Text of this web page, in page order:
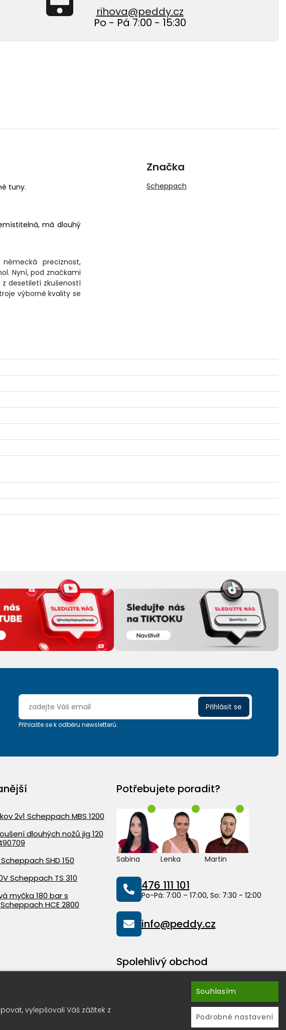
rihova@peddy.cz
Po - Pá 7:00 - 15:30
tuny.
má dlouhý
preciznost,
Nyní, pod značkami
desetiletí zkušeností
výborné kvality se
Značka
Scheppach
Přihlásit se
Přihlašte se k odběru newsletterů.
2v1 Scheppach MBS 1200
dlouhých nožů jig 120
SHD 150
Scheppach TS 310
myčka 180 bar s
HCE 2800
Potřebujete poradit?
Sabina Lenka Martin
476 111 101
Po-Pá: 7:00 – 17:00, So: 7:30 - 12:00
info@peddy.cz
Spolehlivý obchod
vylepšovali Váš zážitek z
Souhlasím
Podrobné nastavení